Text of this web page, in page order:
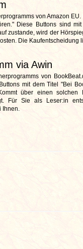
von Amazon EU.
Diese Buttons sind mit
zustande, wird der
Die Kaufentscheidung
via Awin
von
mit dem Titel "Bei
über einen
Für Sie als Leser:in
Ihnen.